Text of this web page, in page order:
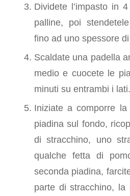
Dividete l’impasto in
palline, poi
fino ad uno spessore
Scaldate una padella
medio e cuocete le
minuti su entrambi i lati.
Iniziate a comporre
piadina sul fondo,
di stracchino, uno
qualche fetta di
seconda piadina,
parte di stracchino, la